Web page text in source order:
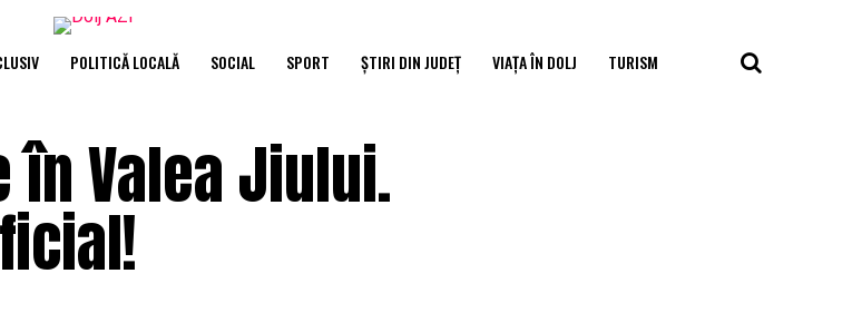
POLITICĂ LOCALĂ SOCIAL SPORT ȘTIRI DIN JUDEȚ VIAȚA ÎN DOLJ TURISM
în Valea Jiului.